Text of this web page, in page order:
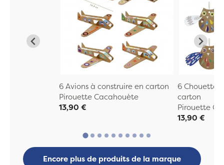
6 Avions à construire en carton
Pirouette Cacahouète
13,90 €
6 Chouettes
carton
Pirouette
13,90 €
Encore plus de produits de la marque